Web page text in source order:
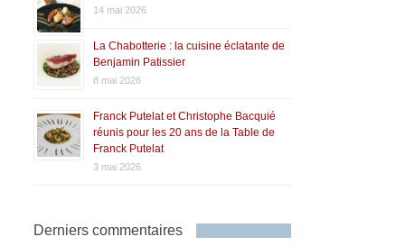
14 mai 2026
La Chabotterie : la cuisine éclatante de
Benjamin Patissier
8 mai 2026
Franck Putelat et Christophe Bacquié
réunis pour les 20 ans de la Table de
Franck Putelat
3 mai 2026
Derniers commentaires